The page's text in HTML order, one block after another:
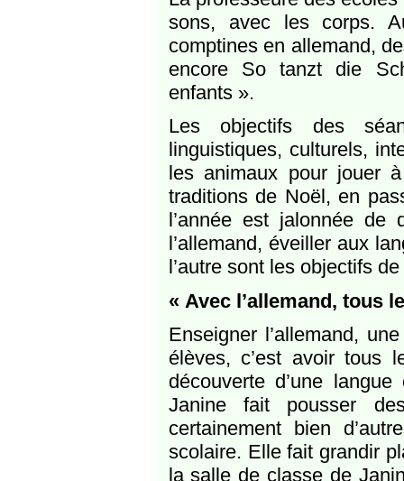
sons, avec les corps.
comptines en allemand,
encore So tanzt die
enfants ».
Les objectifs des
linguistiques, culturels,
les animaux pour jouer
traditions de Noël, en
l’année est jalonnée
l’allemand, éveiller aux
l’autre sont les objectifs
« Avec l’allemand, tous
Enseigner l’allemand,
élèves, c’est avoir tous
découverte d’une
Janine fait pousser
certainement bien
scolaire. Elle fait grandir
la salle de classe de